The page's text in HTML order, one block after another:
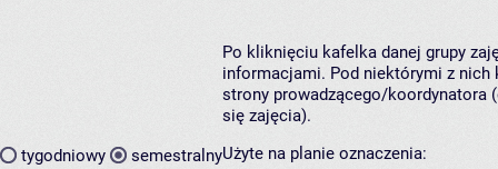
tygodniowy semestralny
Po kliknięciu kafelka danej grupy
informacjami. Pod niektórymi z nich
strony prowadzącego/koordynatora
się zajęcia).
Użyte na planie oznaczenia: